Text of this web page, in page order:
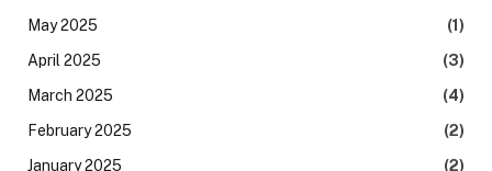
May 2025
(1)
April 2025
(3)
March 2025
(4)
February 2025
(2)
January 2025
(2)